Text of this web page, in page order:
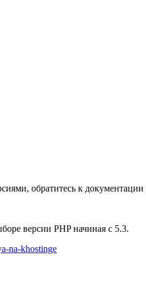
обратитесь к
версии PHP начиная с 5.3.
na-khostinge